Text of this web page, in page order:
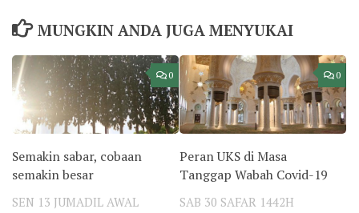
MUNGKIN ANDA JUGA MENYUKAI
0
Semakin sabar, cobaan
semakin besar
SEN 13 JUMADIL AWAL
0
Peran UKS di Masa
Tanggap Wabah Covid-19
SAB 30 SAFAR 1442H